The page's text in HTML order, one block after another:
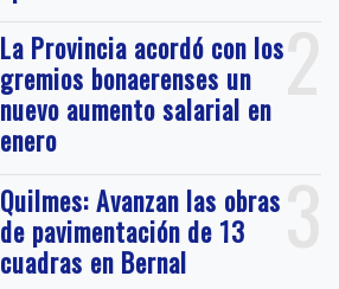
2
La Provincia acordó con los
gremios bonaerenses un
nuevo aumento salarial en
enero
3
Quilmes: Avanzan las obras
de pavimentación de 13
cuadras en Bernal